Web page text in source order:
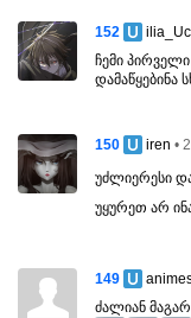
152
ჩემი
დამაწყებინა
150 iren •
უძლიერესი
უყურეთ არ
149
ძალიან